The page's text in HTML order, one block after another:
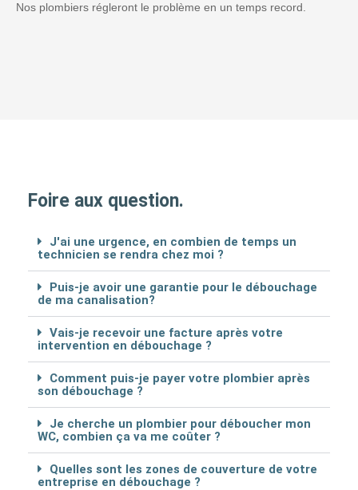
Nos plombiers régleront le problème en un temps record.
Foire aux question.
J'ai une urgence, en combien de temps un
technicien se rendra chez moi ?
Puis-je avoir une garantie pour le débouchage
de ma canalisation?
Vais-je recevoir une facture après votre
intervention en débouchage ?
Comment puis-je payer votre plombier après
son débouchage ?
Je cherche un plombier pour déboucher mon
WC, combien ça va me coûter ?
Quelles sont les zones de couverture de votre
entreprise en débouchage ?